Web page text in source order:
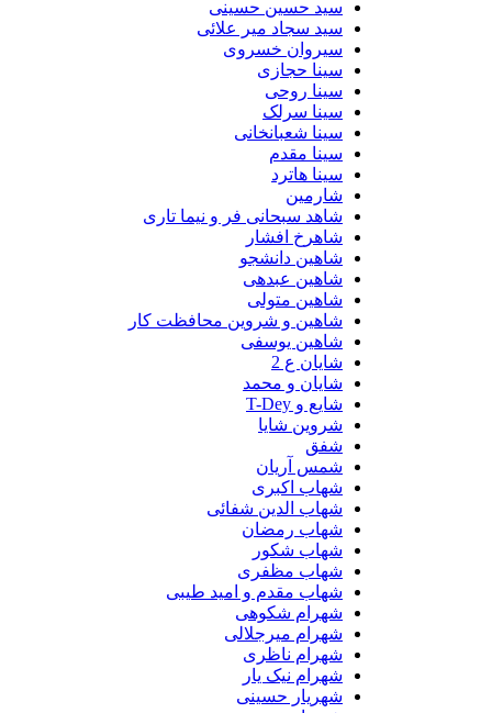
سید حسین حسینى
سید سجاد میر علائی
سیروان خسروی
سینا حجازی
سینا روحی
سینا سرلک
سینا شعبانخانی
سینا مقدم
سینا هاترد
شارمین
شاهد سبحانی فر و نیما تاری
شاهرخ افشار
شاهین دانشجو
شاهین عبدهی
شاهین متولی
شاهین و شروین محافظت کار
شاهین یوسفی
شایان ع 2
شایان و محمد
شایع و T-Dey
شروین شایا
شفق
شمس آریان
شهاب اکبری
شهاب الدین شفائی
شهاب رمضان
شهاب شکور
شهاب مظفری
شهاب مقدم و امید طیبی
شهرام شکوهی
شهرام میرجلالی
شهرام ناظری
شهرام نیک یار
شهریار حسینی